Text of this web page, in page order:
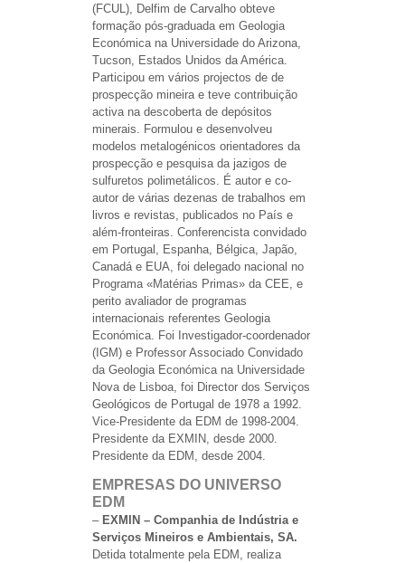
(FCUL), Delfim de Carvalho obteve
formação pós-graduada em Geologia
Económica na Universidade do Arizona,
Tucson, Estados Unidos da América.
Participou em vários projectos de de
prospecção mineira e teve contribuição
activa na descoberta de depósitos
minerais. Formulou e desenvolveu
modelos metalogénicos orientadores da
prospecção e pesquisa da jazigos de
sulfuretos polimetálicos. É autor e co-
autor de várias dezenas de trabalhos em
livros e revistas, publicados no País e
além-fronteiras. Conferencista convidado
em Portugal, Espanha, Bélgica, Japão,
Canadá e EUA, foi delegado nacional no
Programa «Matérias Primas» da CEE, e
perito avaliador de programas
internacionais referentes Geologia
Económica. Foi Investigador-coordenador
(IGM) e Professor Associado Convidado
da Geologia Económica na Universidade
Nova de Lisboa, foi Director dos Serviços
Geológicos de Portugal de 1978 a 1992.
Vice-Presidente da EDM de 1998-2004.
Presidente da EXMIN, desde 2000.
Presidente da EDM, desde 2004.
EMPRESAS DO UNIVERSO
EDM
– EXMIN – Companhia de Indústria e
Serviços Mineiros e Ambientais, SA.
Detida totalmente pela EDM, realiza